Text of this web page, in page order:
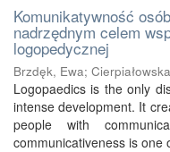
Komunikatywność
nadrzędnym celem
logopedycznej
Brzdęk, Ewa;
Logopaedics is the only
intense development. It
people with
communicativeness is one